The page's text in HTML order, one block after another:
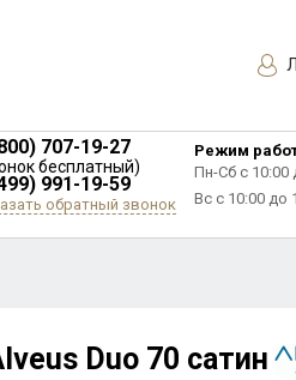
707-19-27
бесплатный)
991-19-59
обратный звонок
Режим
Пн-Сб с 10:00
Вс с 10:00 до
Duo 70 сатин